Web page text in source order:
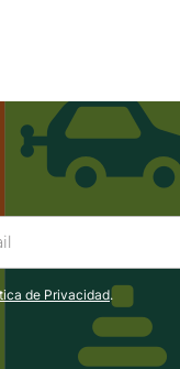
de Privacidad.